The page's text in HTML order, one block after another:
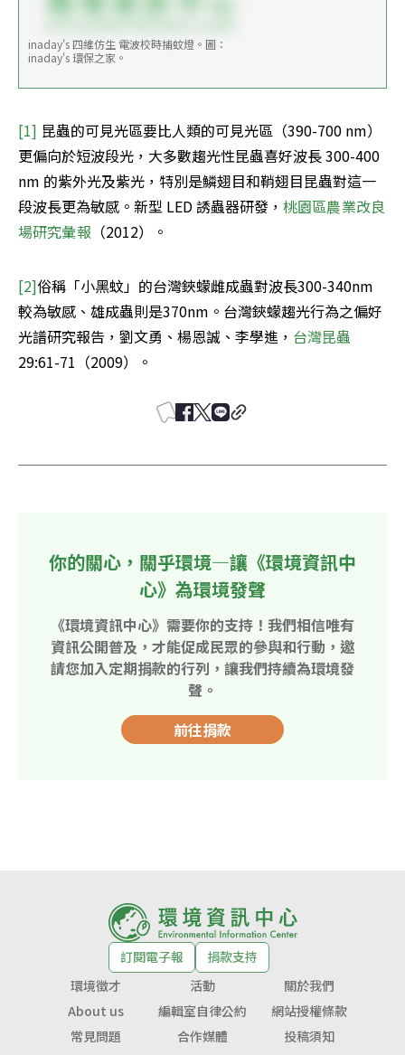
inaday's 四維仿生 電波校時捕蚊燈。圖：
inaday's 環保之家。
[1] 昆蟲的可見光區要比人類的可見光區（390-700 nm）
更偏向於短波段光，大多數趨光性昆蟲喜好波長 300-400
nm 的紫外光及紫光，特別是鱗翅目和鞘翅目昆蟲對這一
段波長更為敏感。新型 LED 誘蟲器研發， 桃園區農業改良
場研究彙報 （2012）。
[2]俗稱「小黑蚊」的台灣鋏蠓雌成蟲對波長300-340nm
較為敏感、雄成蟲則是370nm。台灣鋏蠓趨光行為之偏好
光譜研究報告，劉文勇、楊恩誠、李學進， 台灣昆蟲
29:61-71（2009）。
你的關心，關乎環境—讓《環境資訊中
心》為環境發聲
《環境資訊中心》需要你的支持！我們相信唯有
資訊公開普及，才能促成民眾的參與和行動，邀
請您加入定期捐款的行列，讓我們持續為環境發
聲。
前往捐款
訂閱電子報
捐款支持
環境徵才
活動
關於我們
About us
編輯室自律公約
網站授權條款
常見問題
合作媒體
投稿須知